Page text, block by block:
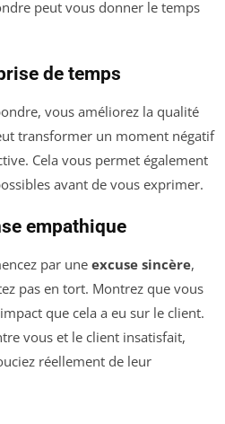
peut vous donner le temps
de temps
vous améliorez la qualité
transformer un moment négatif
Cela vous permet également
avant de vous exprimer.
empathique
par une excuse sincère,
pas en tort. Montrez que vous
que cela a eu sur le client.
vous et le client insatisfait,
réellement de leur